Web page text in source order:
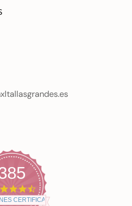
4
.
CERTIFICADAS